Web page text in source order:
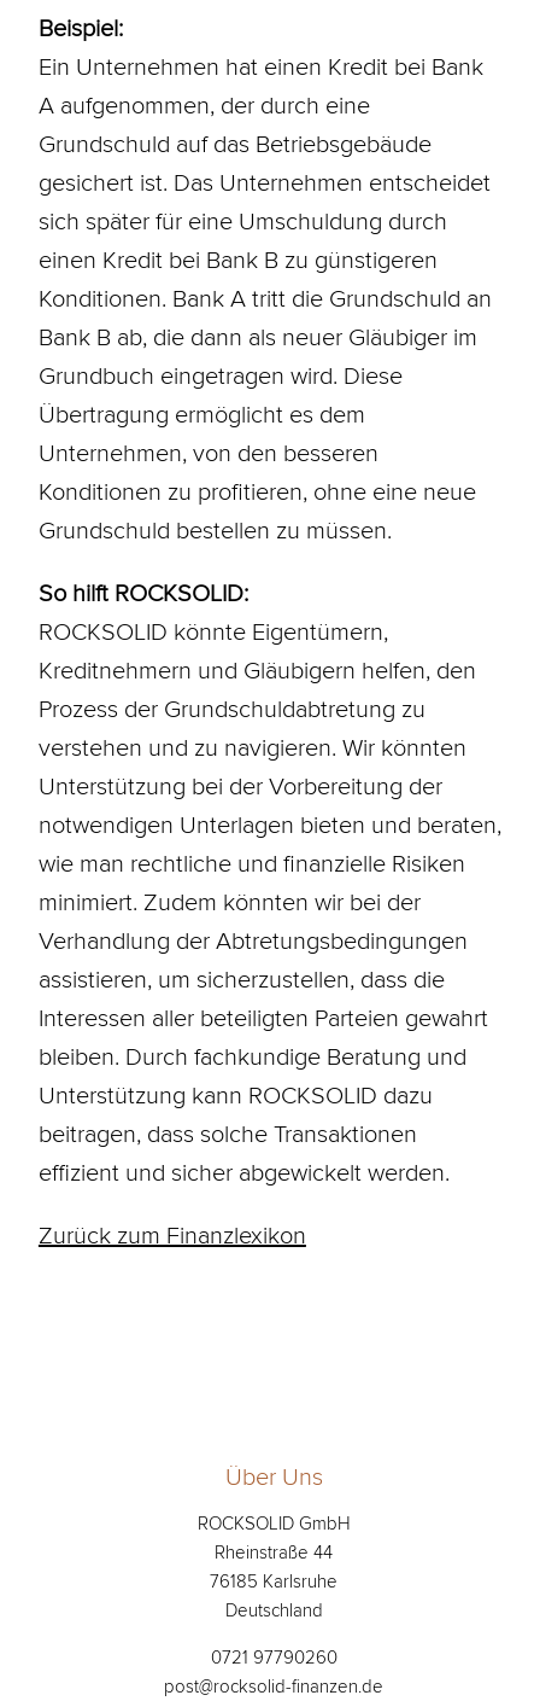
Beispiel:
Ein Unternehmen hat einen Kredit bei Bank
A aufgenommen, der durch eine
Grundschuld auf das Betriebsgebäude
gesichert ist. Das Unternehmen entscheidet
sich später für eine Umschuldung durch
einen Kredit bei Bank B zu günstigeren
Konditionen. Bank A tritt die Grundschuld an
Bank B ab, die dann als neuer Gläubiger im
Grundbuch eingetragen wird. Diese
Übertragung ermöglicht es dem
Unternehmen, von den besseren
Konditionen zu profitieren, ohne eine neue
Grundschuld bestellen zu müssen.
So hilft ROCKSOLID:
ROCKSOLID könnte Eigentümern,
Kreditnehmern und Gläubigern helfen, den
Prozess der Grundschuldabtretung zu
verstehen und zu navigieren. Wir könnten
Unterstützung bei der Vorbereitung der
notwendigen Unterlagen bieten und beraten,
wie man rechtliche und finanzielle Risiken
minimiert. Zudem könnten wir bei der
Verhandlung der Abtretungsbedingungen
assistieren, um sicherzustellen, dass die
Interessen aller beteiligten Parteien gewahrt
bleiben. Durch fachkundige Beratung und
Unterstützung kann ROCKSOLID dazu
beitragen, dass solche Transaktionen
effizient und sicher abgewickelt werden.
Zurück zum Finanzlexikon
Über Uns
ROCKSOLID GmbH
Rheinstraße 44
76185 Karlsruhe
Deutschland
0721 97790260
post@rocksolid-finanzen.de